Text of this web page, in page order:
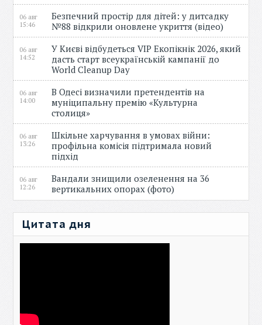
06 авг
15:46
Безпечний простір для дітей: у дитсадку
№88 відкрили оновлене укриття (відео)
06 авг
14:52
У Києві відбудеться VIP Екопікнік 2026, який
дасть старт всеукраїнській кампанії до
World Cleanup Day
06 авг
14:00
В Одесі визначили претендентів на
муніципальну премію «Культурна
столиця»
06 авг
13:26
Шкільне харчування в умовах війни:
профільна комісія підтримала новий
підхід
06 авг
12:26
Вандали знищили озеленення на 36
вертикальних опорах (фото)
Цитата дня